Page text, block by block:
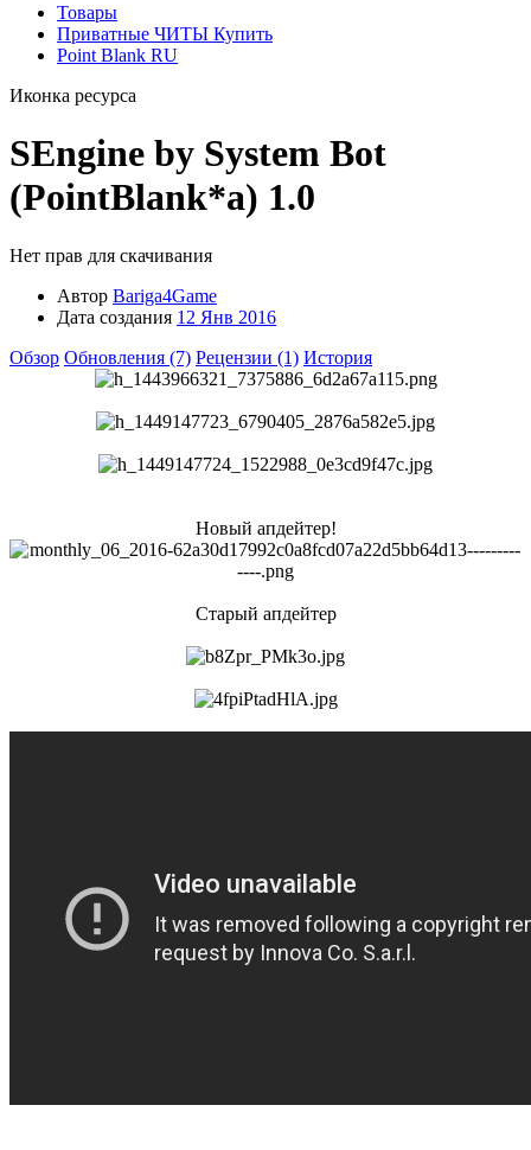
Товары
Приватные ЧИТЫ Купить
Point Blank RU
Иконка ресурса
SEngine by System Bot
(PointBlank*a) 1.0
Нет прав для скачивания
Автор Bariga4Game
Дата создания 12 Янв 2016
Обзор Обновления (7) Рецензии (1) История
Новый апдейтер!
Старый апдейтер